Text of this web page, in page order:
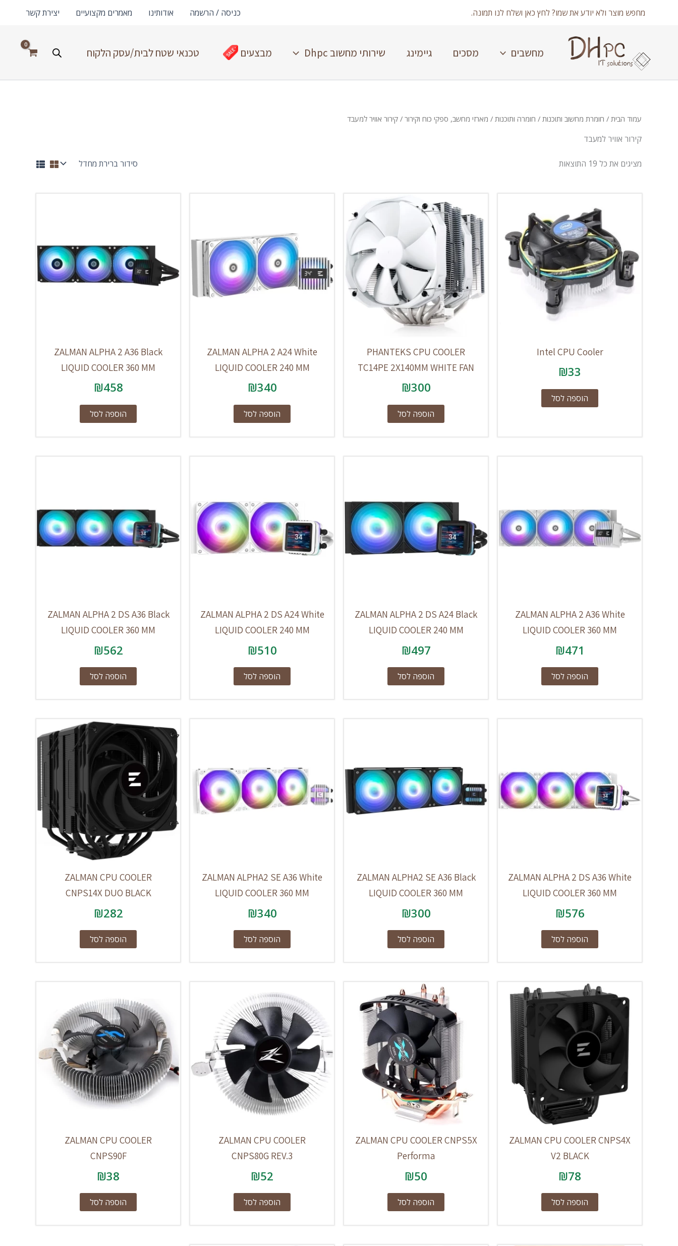
מחפש מוצר ולא יודע את שמו? לחץ כאן ושלח לנו תמונה. כניסה / הרשמה אודותינו מאמרים מקצועיים יצירת קשר
מחשבים מסכים גיימינג שירותי מחשוב Dhpc מבצעים טכנאי שטח לבית/עסק הלקוח
עמוד הבית / חומרת מחשוב ותוכנות / חומרה ותוכנות / מארזי מחשב, ספקי כוח וקירור / קירור אוויר למעבד
קירור אוויר למעבד
מציגים את כל ⁦19⁩ התוצאות
Intel CPU Cooler
₪33
הוספה לסל
PHANTEKS CPU COOLER
TC14PE 2X140MM WHITE FAN
₪300
הוספה לסל
ZALMAN ALPHA 2 A24 White
LIQUID COOLER 240 MM
₪340
הוספה לסל
ZALMAN ALPHA 2 A36 Black
LIQUID COOLER 360 MM
₪458
הוספה לסל
ZALMAN ALPHA 2 A36 White
LIQUID COOLER 360 MM
₪471
הוספה לסל
ZALMAN ALPHA 2 DS A24 Black
LIQUID COOLER 240 MM
₪497
הוספה לסל
ZALMAN ALPHA 2 DS A24 White
LIQUID COOLER 240 MM
₪510
הוספה לסל
ZALMAN ALPHA 2 DS A36 Black
LIQUID COOLER 360 MM
₪562
הוספה לסל
ZALMAN ALPHA 2 DS A36 White
LIQUID COOLER 360 MM
₪576
הוספה לסל
ZALMAN ALPHA2 SE A36 Black
LIQUID COOLER 360 MM
₪300
הוספה לסל
ZALMAN ALPHA2 SE A36 White
LIQUID COOLER 360 MM
₪340
הוספה לסל
ZALMAN CPU COOLER
CNPS14X DUO BLACK
₪282
הוספה לסל
ZALMAN CPU COOLER CNPS4X
V2 BLACK
₪78
הוספה לסל
ZALMAN CPU COOLER CNPS5X
Performa
₪50
הוספה לסל
ZALMAN CPU COOLER
CNPS80G REV.3
₪52
הוספה לסל
ZALMAN CPU COOLER
CNPS90F
₪38
הוספה לסל